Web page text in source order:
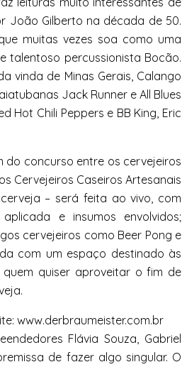
João Gilberto na década de 50.
muitas vezes soa como uma
talentoso percussionista Bocão.
vinda de Minas Gerais, Calango
Jack Runner e All Blues
Hot Chili Peppers e BB King, Eric
do concurso entre os cervejeiros
Cervejeiros Caseiros Artesanais
– será feita ao vivo, com
e insumos envolvidos;
cervejeiros como Beer Pong e
com um espaço destinado às
quiser aproveitar o fim de
www.derbraumeister.com.br
Flávia Souza, Gabriel
de fazer algo singular. O